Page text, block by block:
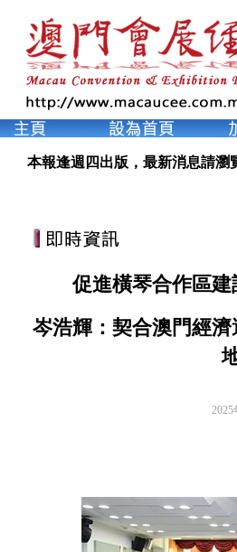
本報逢週四出版，最新消息請瀏
促進橫琴合作區
岑浩輝：契合澳門經
2025